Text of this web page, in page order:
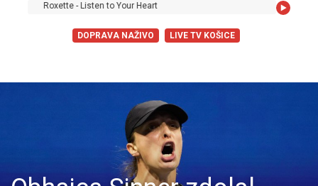
- Listen to Your Heart
DOPRAVA NAŽIVO LIVE TV KOŠICE